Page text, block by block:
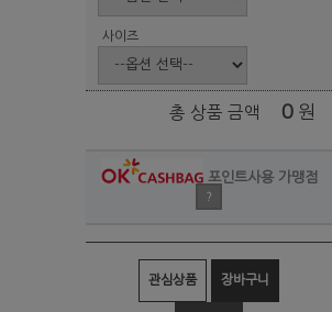
사이즈
총 상품 금액 0 원
포인트사용 가맹점
?
관심상품 장바구니